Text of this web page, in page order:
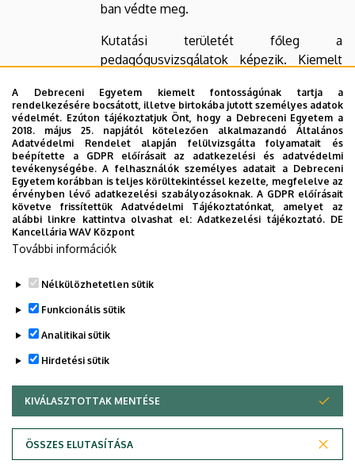
ban védte meg.
Kutatási területét főleg a
pedagógusvizsgálatok képezik. Kiemelt
elemzésekre, amelyek révén mélyebb
összefüggéseket tár fel az oktatási
gyakorlatok és rendszerek között. Kutatói
tevékenysége szorosan illeszkedik a
pedagógusképzés területéhez,
hozzájárulva annak szakmai
megalapozásához és fejlesztéséhez.
Elérhetőség:
Legutóbbi frissítés: 2026. 06. 30. 20:33
Adatvédelem
A Debreceni Egyetem kiemelt fontosságúnak tartja a
rendelkezésére bocsátott, illetve birtokába jutott személyes adatok
védelmét. Ezúton tájékoztatjuk Önt, hogy a Debreceni Egyetem a
2018. május 25. napjától kötelezően alkalmazandó Általános
Adatvédelmi Rendelet alapján felülvizsgálta folyamatait és
beépítette a GDPR előírásait az adatkezelési és adatvédelmi
tevékenységébe. A felhasználók személyes adatait a Debreceni
Egyetem korábban is teljes körültekintéssel kezelte, megfelelve az
érvényben lévő adatkezelési szabályozásoknak. A GDPR előírásait
követve frissítettük Adatvédelmi Tájékoztatónkat, amelyet az
alábbi linkre kattintva olvashat el:Adatkezelési tájékoztató. DE
Kancellária WAV Központ
További információk
Nélkülözhetetlen sütik
Funkcionális sütik
Analitikai sütik
Hirdetési sütik
KIVÁLASZTOTTAK MENTÉSE
ÖSSZES ELUTASÍTÁSA
WITHDRAW CONSENT